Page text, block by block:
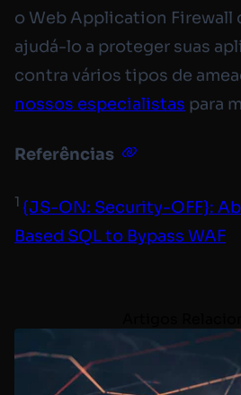
o Web Application Firewall
ajudá-lo a proteger suas
contra vários tipos de
nossos especialistas para
Referências
1 {JS-ON: Security-OFF}:
Based SQL to Bypass WAF